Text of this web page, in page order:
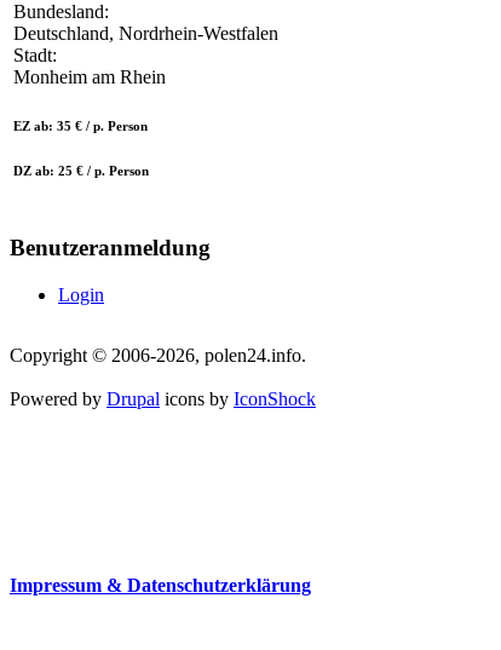
Bundesland:
Deutschland, Nordrhein-Westfalen
Stadt:
Monheim am Rhein
EZ ab: 35 € / p. Person
DZ ab: 25 € / p. Person
Benutzeranmeldung
Login
Copyright © 2006-2026, polen24.info.
Powered by Drupal icons by IconShock
Impressum & Datenschutzerklärung